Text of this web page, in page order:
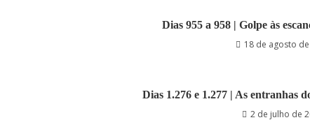
Dias 955 a 958 | Golpe às
18 de agosto de
Dias 1.276 e 1.277 | As entranhas
2 de julho de